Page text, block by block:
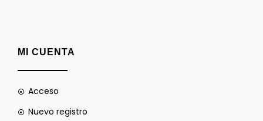
MI CUENTA
Acceso
Nuevo registro